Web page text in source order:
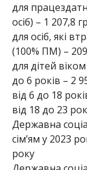
для
осіб) – 1 207,8
для осіб, які
(100% ПМ) –
для дітей
до 6 років – 2
від 6 до 18
від 18 до 23
Державна
сім’ям у 2023
року